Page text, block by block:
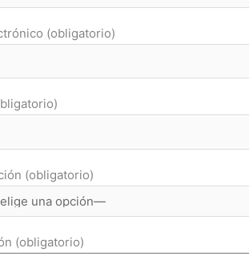
(obligatorio)
(obligatorio)
(obligatorio)